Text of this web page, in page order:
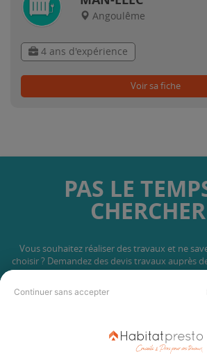
Continuer sans accepter
Angoulême
4 ans d'expérience
Voir sa fiche
PAS LE
Vous souhaitez réaliser des travaux et ne
choisir ? Demandez des devis travaux auprès